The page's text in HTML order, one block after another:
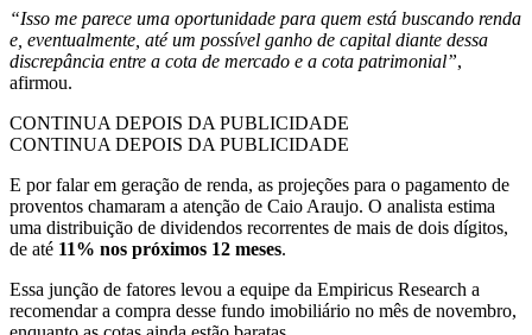
“Isso me parece uma oportunidade para quem está buscando renda
e, eventualmente, até um possível ganho de capital diante dessa
discrepância entre a cota de mercado e a cota patrimonial”,
afirmou.
CONTINUA DEPOIS DA PUBLICIDADE
CONTINUA DEPOIS DA PUBLICIDADE
E por falar em geração de renda, as projeções para o pagamento de
proventos chamaram a atenção de Caio Araujo. O analista estima
uma distribuição de dividendos recorrentes de mais de dois dígitos,
de até 11% nos próximos 12 meses.
Essa junção de fatores levou a equipe da Empiricus Research a
recomendar a compra desse fundo imobiliário no mês de novembro,